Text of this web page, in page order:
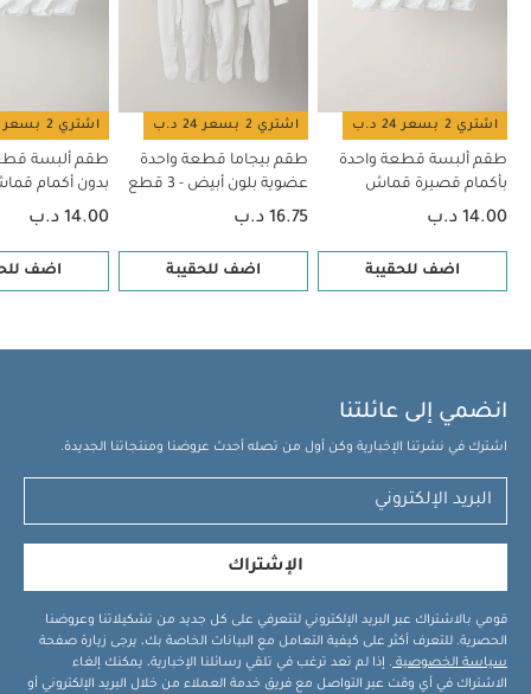
اشتري 2 بسعر 24 د.ب
طقم ألبسة قطعة واحدة
بأكمام قصيرة قماش
عضوي بلون أبيض - 5 قطع
14.00 د.ب
اضف للحقيبة
اشتري 2 بسعر 24 د.ب
طقم بيجاما قطعة واحدة
عضوية بلون أبيض - 3 قطع
16.75 د.ب
اضف للحقيبة
اشتري 2 بسعر 24 د.ب
طقم ألبسة
بدون أكمام
بلون أبيض - 5 قطع
14.00 د.ب
اضف
انضمي إلى عائلتنا
اشترك في نشرتنا الإخبارية وكن أول من تصله أحدث عروضنا ومنتجاتنا الجديدة.
الإشتراك
قومي بالاشتراك عبر البريد الإلكتروني لتتعرفي على كل جديد من تشكيلاتنا وعروضنا
الحصرية. للتعرف أكثر على كيفية التعامل مع البيانات الخاصة بك، يرجى زيارة صفحة
سياسة الخصوصية . إذا لم تعد ترغب في تلقي رسائلنا الإخبارية، يمكنك إلغاء
الاشتراك في أي وقت عبر التواصل مع فريق خدمة العملاء من خلال البريد الإلكتروني أو